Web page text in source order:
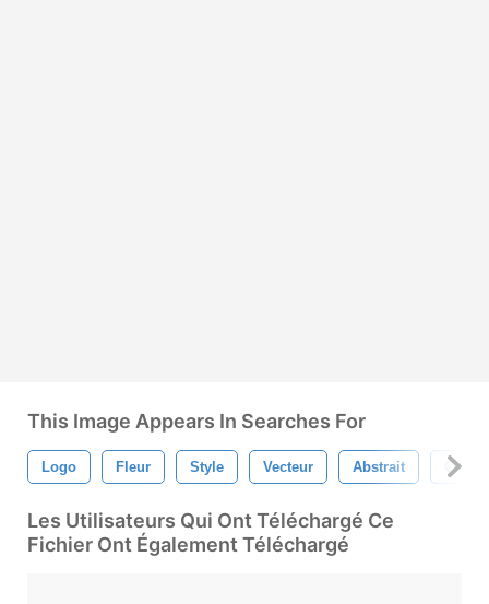
This Image Appears In Searches For
Logo Fleur Style Vecteur Abstrait
Les Utilisateurs Qui Ont Téléchargé Ce
Fichier Ont Également Téléchargé